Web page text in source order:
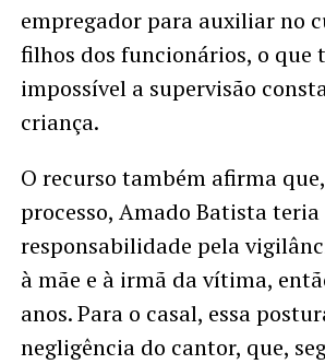
empregador para auxiliar no
filhos dos funcionários, o que
impossível a supervisão
criança.
O recurso também afirma
processo, Amado Batista
responsabilidade pela
à mãe e à irmã da vítima,
anos. Para o casal, essa
negligência do cantor, que,